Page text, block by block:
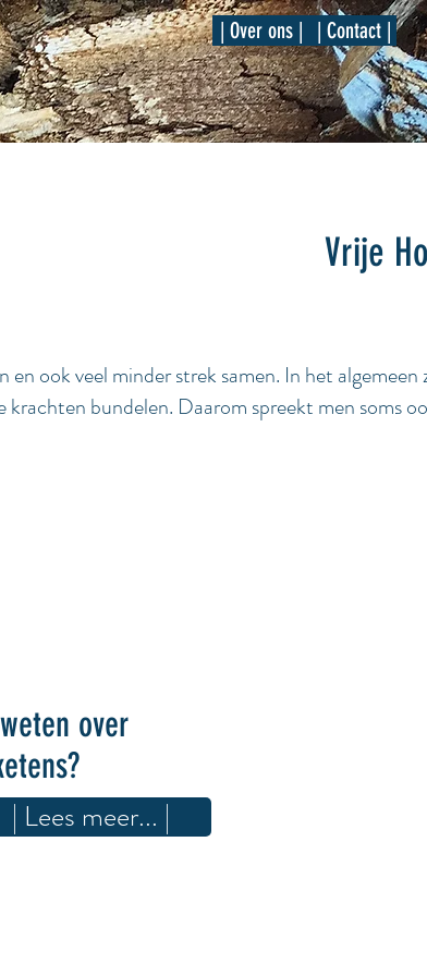
| Over ons | | Contact |
Vrije
en ook veel minder strek samen. In het
bundelen. Daarom spreekt men soms
over
| Lees meer... |